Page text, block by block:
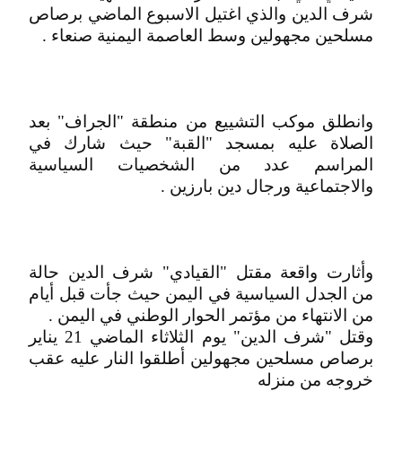
شرف الدين والذي اغتيل الاسبوع الماضي برصاص
مسلحين مجهولين وسط العاصمة اليمنية صنعاء .
وانطلق موكب التشييع من منطقة "الجراف" بعد
الصلاة عليه بمسجد "القبة" حيث شارك في
المراسم عدد من الشخصيات السياسية
والاجتماعية ورجال دين بارزين .
وأثارت واقعة مقتل "القيادي" شرف الدين حالة
من الجدل السياسية في اليمن حيث جأت قبل أيام
من الانتهاء من مؤتمر الحوار الوطني في اليمن .
وقتل "شرف الدين" يوم الثلاثاء الماضي 21 يناير
برصاص مسلحين مجهولين أطلقوا النار عليه عقب
خروجه من منزله